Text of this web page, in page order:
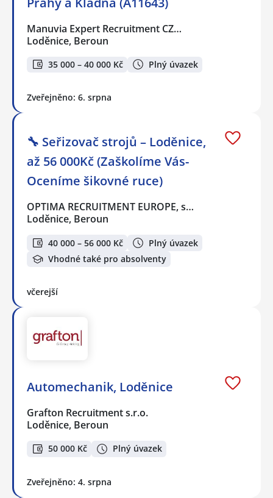
Manuvia Expert Recruitment CZ…
Loděnice, Beroun
35 000 – 40 000 Kč Plný úvazek
Zveřejněno: 6. srpna
🔧 Seřizovač strojů – Loděnice,
až 56 000Kč (Zaškolíme Vás-
Oceníme šikovné ruce)
OPTIMA RECRUITMENT EUROPE, s…
Loděnice, Beroun
40 000 – 56 000 Kč
Plný úvazek
Vhodné také pro absolventy
včerejší
Automechanik, Loděnice
Grafton Recruitment s.r.o.
Loděnice, Beroun
50 000 Kč Plný úvazek
Zveřejněno: 4. srpna